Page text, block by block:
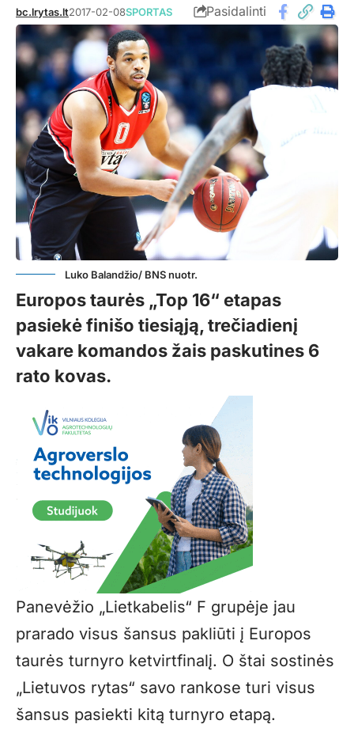
bc.lrytas.lt2017-02-08SPORTAS Pasidalinti
Luko Balandžio/ BNS nuotr.
Europos taurės „Top 16“ etapas
pasiekė finišo tiesiąją, trečiadienį
vakare komandos žais paskutines 6
rato kovas.
Panevėžio „Lietkabelis“ F grupėje jau
prarado visus šansus pakliūti į Europos
taurės turnyro ketvirtfinalį. O štai sostinės
„Lietuvos rytas“ savo rankose turi visus
šansus pasiekti kitą turnyro etapą.